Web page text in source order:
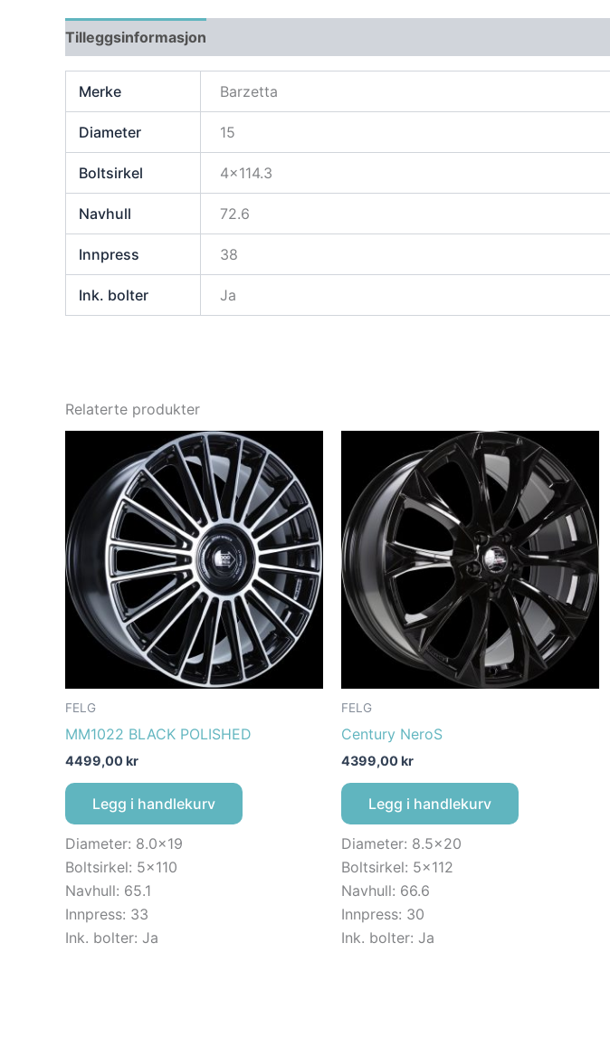
Tilleggsinformasjon
Merke Barzetta
Diameter 15
Boltsirkel 4×114.3
Navhull 72.6
Innpress 38
Ink. bolter Ja
Relaterte produkter
FELG
MM1022 BLACK POLISHED
4499,00kr
Legg i handlekurv
Diameter: 8.0×19
Boltsirkel: 5×110
Navhull: 65.1
Innpress: 33
Ink. bolter: Ja
FELG
Century NeroS
4399,00kr
Legg i handlekurv
Diameter: 8.5×20
Boltsirkel: 5×112
Navhull: 66.6
Innpress: 30
Ink. bolter: Ja